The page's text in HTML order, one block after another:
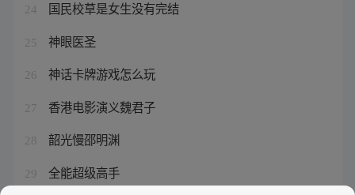
24 国民校草是女生没有完结
25 神眼医圣
26 神话卡牌游戏怎么玩
27 香港电影演义魏君子
28 韶光慢邵明渊
29 全能超级高手